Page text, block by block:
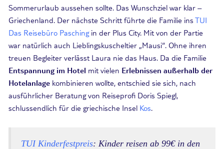
Sommerurlaub aussehen sollte. Das Wunschziel war klar –
Griechenland. Der nächste Schritt führte die Familie ins TUI
Das Reisebüro Paschingin der Plus City. Mit von der Partie
war natürlich auch Lieblingskuscheltier „Mausi“. Ohne ihren
treuen Begleiter verlässt Laura nie das Haus. Da die Familie
Entspannung im Hotel mit vielen Erlebnissen außerhalb der
Hotelanlage kombinieren wollte, entschied sie sich, nach
ausführlicher Beratung von Reiseprofi Doris Spiegl,
schlussendlich für die griechische Insel Kos
TUI Kinderfestpreis: Kinder reisen ab 99€ in den